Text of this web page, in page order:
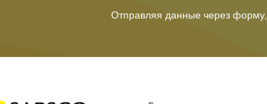
Отправляя данные через